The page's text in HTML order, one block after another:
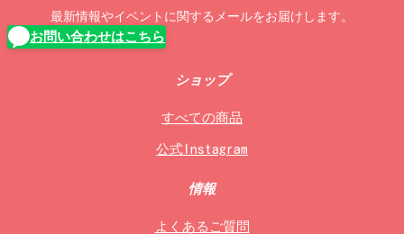
格
は
価
格
最新情報やイベントに関するメールをお届けします。
お問い合わせはこちら
ショップ
すべての商品
公式Instagram
情報
よくあるご質問